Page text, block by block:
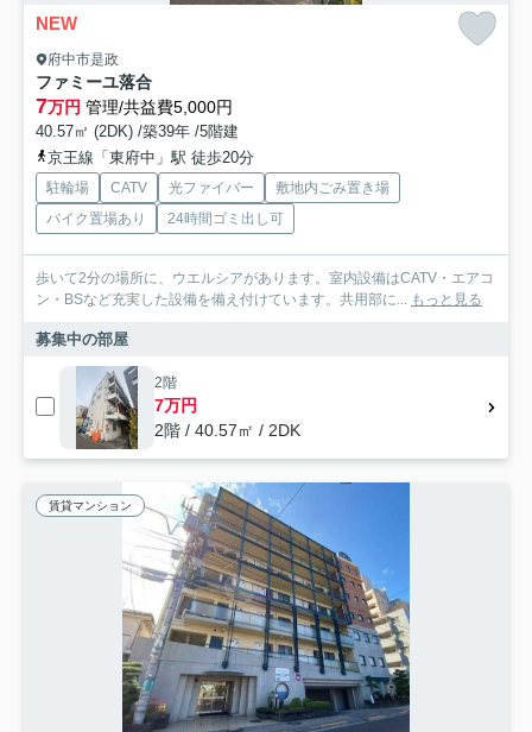
NEW
府中市是政
ファミーユ落合
7万円 管理/共益費5,000円
40.57㎡ (2DK) /築39年 /5階建
京王線「東府中」駅 徒歩20分
駐輪場 CATV 光ファイバー
敷地内ごみ置き場
バイク置場あり
24時間ゴミ出し可
歩いて2分の場所に、ウエルシアがあります。室内設備はCATV・エアコ
ン・BSなど充実した設備を備え付けています。共用部に...
もっと見る
募集中の部屋
2階
7万円
2階 / 40.57㎡ / 2DK
賃貸マンション